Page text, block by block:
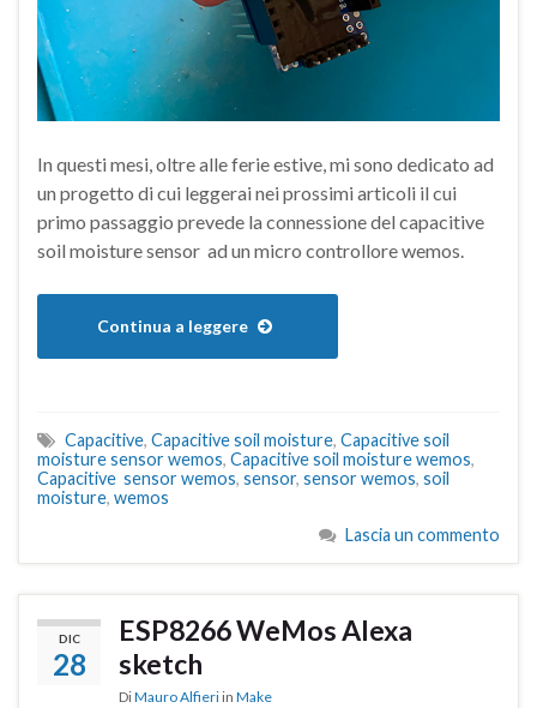
In questi mesi, oltre alle ferie estive, mi sono dedicato ad
un progetto di cui leggerai nei prossimi articoli il cui
primo passaggio prevede la connessione del capacitive
soil moisture sensor ad un micro controllore wemos.
Continua a leggere
Capacitive, Capacitive soil moisture, Capacitive soil
moisture sensor wemos, Capacitive soil moisture wemos,
Capacitive sensor wemos, sensor, sensor wemos, soil
moisture, wemos
Lascia un commento
DIC
28
ESP8266 WeMos Alexa
sketch
DiMauro Alfieri in Make